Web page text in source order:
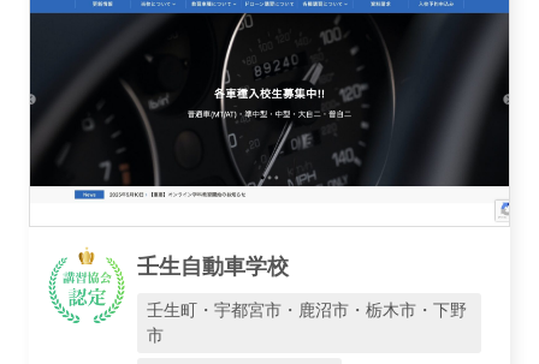
駅名で探す
壬生自動車学校
壬生町・宇都宮市・鹿沼市・栃木市・下野
市